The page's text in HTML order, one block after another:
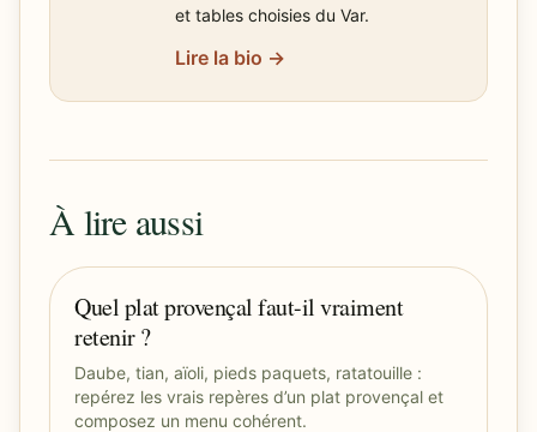
et tables choisies du Var.
Lire la bio →
À lire aussi
Quel plat provençal faut-il vraiment
retenir ?
Daube, tian, aïoli, pieds paquets, ratatouille :
repérez les vrais repères d’un plat provençal et
composez un menu cohérent.